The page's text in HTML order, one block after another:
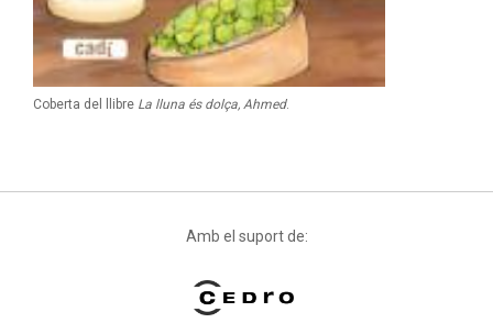
Coberta del llibre La lluna és dolça, Ahmed.
Amb el suport de: